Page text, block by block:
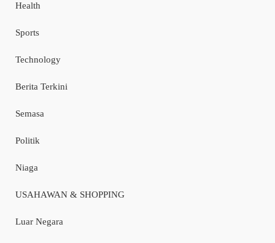
Health
Sports
Technology
Berita Terkini
Semasa
Politik
Niaga
USAHAWAN & SHOPPING
Luar Negara